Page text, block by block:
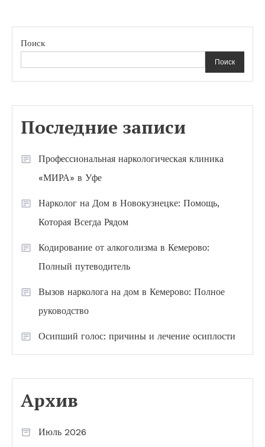
Поиск
Поиск
Последние записи
Профессиональная наркологическая клиника
«МИРА» в Уфе
Нарколог на Дом в Новокузнецке: Помощь,
Которая Всегда Рядом
Кодирование от алкоголизма в Кемерово:
Полный путеводитель
Вызов нарколога на дом в Кемерово: Полное
руководство
Осипший голос: причины и лечение осиплости
Архив
Июль 2026